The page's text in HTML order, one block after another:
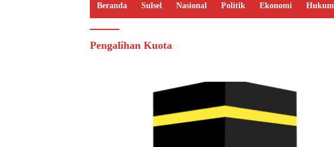
Beranda Sulsel Nasional Politik Ekonomi Hukum
Pengalihan Kuota